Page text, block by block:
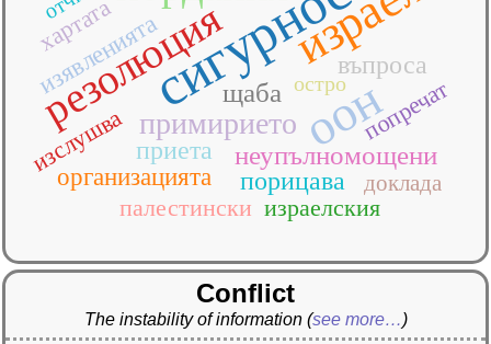
оон
резолюция
примирието
неупълномощени
щаба
въпроса
порицава
приета
изявленията
организацията
израелския
изслушва
палестински
попречат
хартата
доклада
остро
Conflict
The instability of information (see more…)